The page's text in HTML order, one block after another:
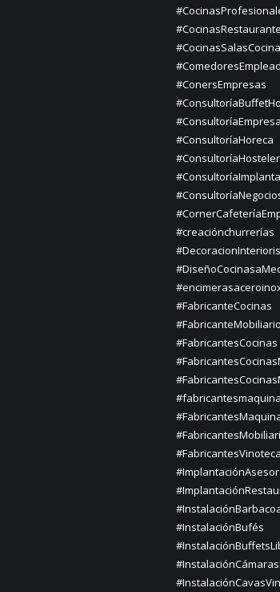
#ConersEmpresas
#ConsultoríaHoreca
#creaciónchurrerías
#FabricanteCocinas
#FabricantesCocinas
#InstalaciónBufés